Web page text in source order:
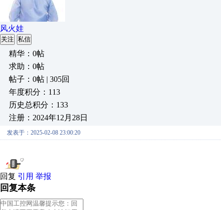
风火娃
关注 私信
精华：0帖
求助：0帖
帖子：0帖 | 305回
年度积分：113
历史总积分：133
注册：2024年12月28日
发表于：2025-02-08 23:00:20
回复 引用 举报
回复本条